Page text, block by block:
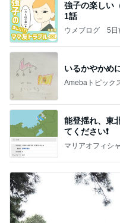
強子の楽しい
1話
ウメブログ 5日
いるかやかめ
Amebaトピック
能登揺れ、東
てください❗️
マリアオフィシ